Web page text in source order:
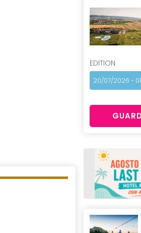
EDITION
20/07/2026 -